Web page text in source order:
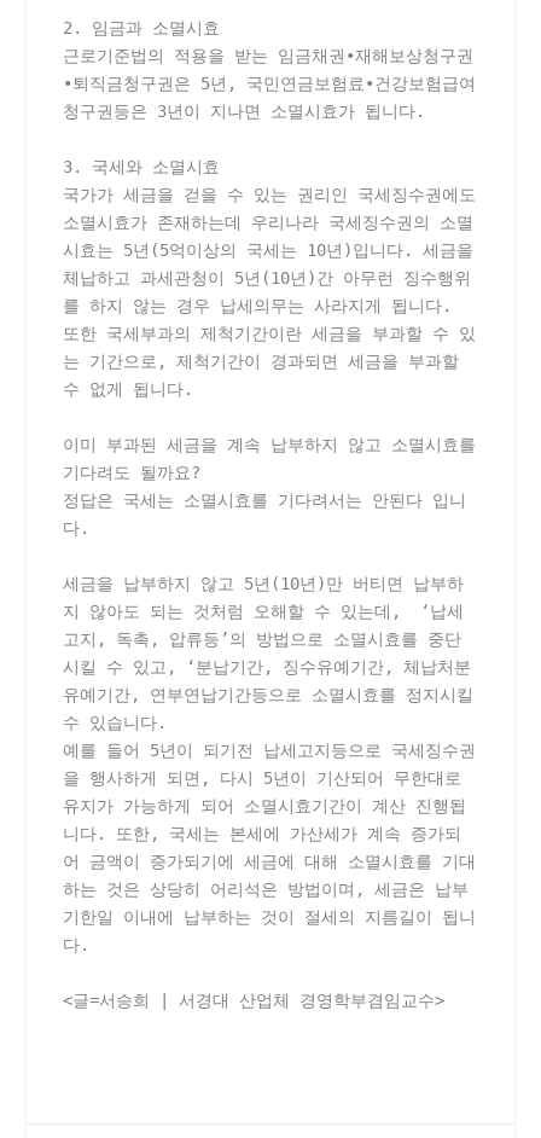
2. 임금과 소멸시효
근로기준법의 적용을 받는 임금채권∙재해보상청구권
∙퇴직금청구권은 5년, 국민연금보험료∙건강보험급여
청구권등은 3년이 지나면 소멸시효가 됩니다.
3. 국세와 소멸시효
국가가 세금을 걷을 수 있는 권리인 국세징수권에도
소멸시효가 존재하는데 우리나라 국세징수권의 소멸
시효는 5년(5억이상의 국세는 10년)입니다. 세금을
체납하고 과세관청이 5년(10년)간 아무런 징수행위
를 하지 않는 경우 납세의무는 사라지게 됩니다.
또한 국세부과의 제척기간이란 세금을 부과할 수 있
는 기간으로, 제척기간이 경과되면 세금을 부과할
수 없게 됩니다.
이미 부과된 세금을 계속 납부하지 않고 소멸시효를
기다려도 될까요?
정답은 국세는 소멸시효를 기다려서는 안된다 입니
다.
세금을 납부하지 않고 5년(10년)만 버티면 납부하
지 않아도 되는 것처럼 오해할 수 있는데,  ‘납세
고지, 독촉, 압류등’의 방법으로 소멸시효를 중단
시킬 수 있고, ‘분납기간, 징수유예기간, 체납처분
유예기간, 연부연납기간등으로 소멸시효를 정지시킬
수 있습니다.
예를 들어 5년이 되기전 납세고지등으로 국세징수권
을 행사하게 되면, 다시 5년이 기산되어 무한대로
유지가 가능하게 되어 소멸시효기간이 계산 진행됩
니다. 또한, 국세는 본세에 가산세가 계속 증가되
어 금액이 증가되기에 세금에 대해 소멸시효를 기대
하는 것은 상당히 어리석은 방법이며, 세금은 납부
기한일 이내에 납부하는 것이 절세의 지름길이 됩니
다.
<글=서승희 | 서경대 산업체 경영학부겸임교수>